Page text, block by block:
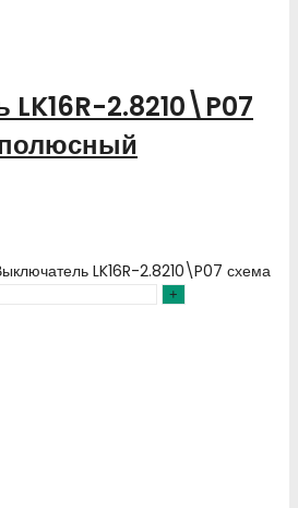
LK16R-2.8210\P07
LK16R-2.8210\P07 схема